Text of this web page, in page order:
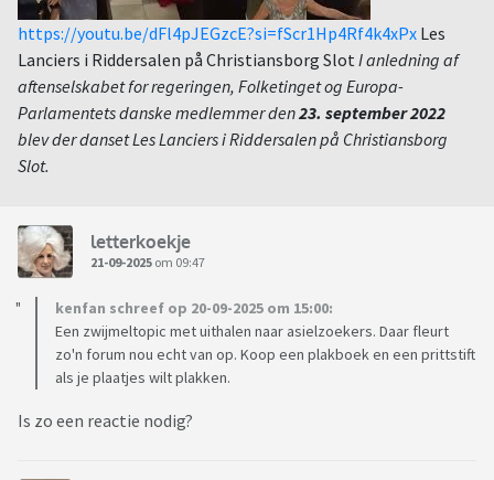
https://youtu.be/dFl4pJEGzcE?si=fScr1Hp4Rf4k4xPx Les
Lanciers i Riddersalen på Christiansborg SlotI anledning af
aftenselskabet for regeringen, Folketinget og Europa-
Parlamentets danske medlemmer den23. september 2022
blev der danset Les Lanciers i Riddersalen på Christiansborg
Slot.
letterkoekje
21-09-2025 om 09:47
kenfan schreef op 20-09-2025 om 15:00:
Een zwijmeltopic met uithalen naar asielzoekers. Daar fleurt
zo'n forum nou echt van op. Koop een plakboek en een prittstift
als je plaatjes wilt plakken.
Is zo een reactie nodig?